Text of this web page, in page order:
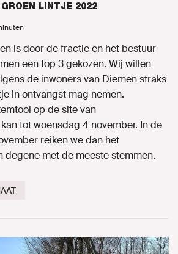
LINTJE 2022
is door de fractie en het bestuur
een top 3 gekozen. Wij willen
de inwoners van Diemen straks
in ontvangst mag nemen.
op de site van
tot woensdag 4 november. In de
reiken we dan het
degene met de meeste stemmen.